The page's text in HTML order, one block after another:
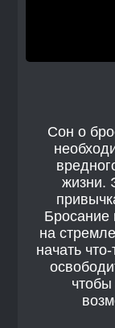
Сон о
жизни.
Бросание
на
начать